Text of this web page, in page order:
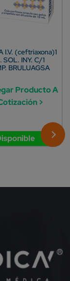
I.V. (ceftriaxona)1
SOL. INY. C/1
BRULUAGSA
Producto A
>